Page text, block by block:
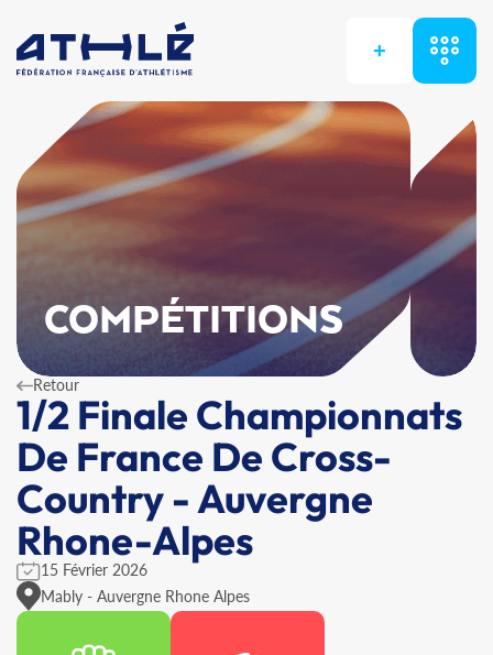
+
COMPÉTITIONS
Retour
1/2 Finale Championnats
De France De Cross-
Country - Auvergne
Rhone-Alpes
15 Février 2026
Mably - Auvergne Rhone Alpes